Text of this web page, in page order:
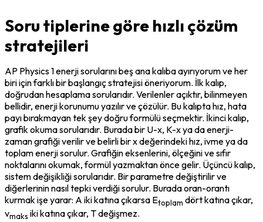
Soru tiplerine göre hızlı çözüm
stratejileri
AP Physics 1 enerji sorularını beş ana kalıba ayırıyorum ve her
biri için farklı bir başlangıç stratejisi öneriyorum. İlk kalıp,
doğrudan hesaplama sorularıdır. Verilenler açıktır, bilinmeyen
bellidir, enerji korunumu yazılır ve çözülür. Bu kalıpta hız, hata
payı bırakmayan tek şey doğru formülü seçmektir. İkinci kalıp,
grafik okuma sorularıdır. Burada bir U-x, K-x ya da enerji-
zaman grafiği verilir ve belirli bir x değerindeki hız, ivme ya da
toplam enerji sorulur. Grafiğin eksenlerini, ölçeğini ve sıfır
noktalarını okumak, formül yazmaktan önce gelir. Üçüncü kalıp,
sistem değişikliği sorularıdır. Bir parametre değiştirilir ve
diğerlerinin nasıl tepki verdiği sorulur. Burada oran-orantı
kurmak işe yarar: A iki katına çıkarsa Etoplam dört katına çıkar,
vmaks iki katına çıkar, T değişmez.